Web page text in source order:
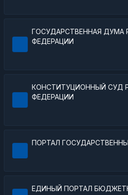
ГОСУДАРСТВЕННАЯ ДУМА
ФЕДЕРАЦИИ
КОНСТИТУЦИОННЫЙ СУД
ФЕДЕРАЦИИ
ПОРТАЛ
ЕДИНЫЙ ПОРТАЛ